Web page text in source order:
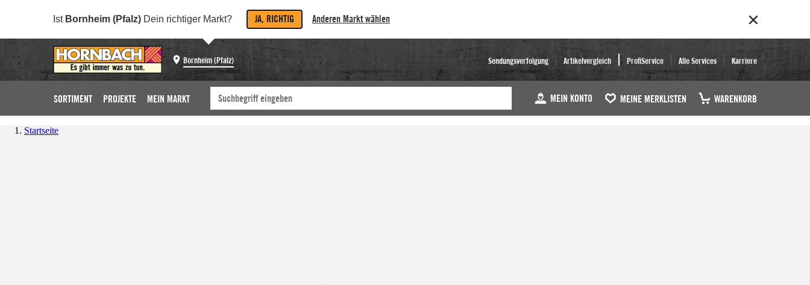
Ist Bornheim (Pfalz) Dein richtiger Markt? JA, RICHTIG Anderen Markt wählen
Bornheim (Pfalz) Sendungsverfolgung Artikelvergleich ProfiService Alle Services Karriere
SORTIMENT PROJEKTE MEIN MARKT MEIN KONTO MEINE MERKLISTEN WARENKORB
Startseite